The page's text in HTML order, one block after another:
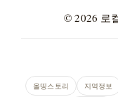
© 2026 로
올띵스토리 지역정보